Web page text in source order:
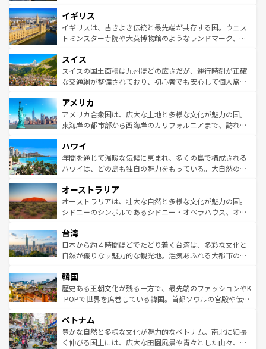
いる。シャンパンの発祥地であるランス、プロヴァンスの
香り高いラベンダー畑など、多彩な楽しみ方が可能だ。さ
らに、パリ以外の地域にも魅力が溢れており、どの街角に
れる地方に足を運ぶとそれぞれで全く異なる文化を体験で
きるだろう。 なお、新着のフランス情報はコンテンツ一覧
を参照してほしい。
顔を持つこの国は、どこを歩いても飽きることがない。ベ
ルリンの文化的活気、バイエルン州のアルプスの絶景、そ
してライン川沿いのワイン畑といった風景は必見。ビール
は、お酒好きな人にはぜひ体験してほしい。 なお、新着の
ドイツ情報はコンテンツ一覧を参照してほしい。
イギリス
イギリスは、古きよき伝統と最先端が共存する国。ウェス
トミンスター寺院や大英博物館のようなランドマーク、歴
リアごとに異なる魅力がある。また、優雅なアフタヌーン
ティー、ビール好きにはたまらない英国パブ、サッカー観
戦など、本場だからこそできる体験も豊富。イギリスを旅
ンツ一覧を参照してほしい。
スイス
スイスの国土面積は九州ほどの広さだが、運行時刻が正確
な交通網が整備されており、初心者でも安心して個人旅行
の建物がそのまま残る町や、スイスならではのユニークな
博物館もあり、アルプス観光だけでなく町歩きも満喫する
ことができる。国民の所得が高いため物価も高いが、旅行
ば市内交通費無料で観光を楽しむこともできる。 なお、新
着のスイス情報はコンテンツ一覧 を参照してほしい。
アメリカ
アメリカ合衆国は、広大な土地と多様な文化が魅力の国。
東海岸の都市部から西海岸のカリフォルニアまで、訪れる
のような巨大都市は、観光、ショッピング、エンターテイ
ンメントが詰まった刺激的なスポットだ。一方、アメリカ
西部には大自然が広がり、グランドキャニオンやイエロー
部のニューオーリンズでは、音楽と美食が融合した独特の
文化が魅力。旅行者はアメリカの各地域で異なる魅力を楽
しみながら、その多様性と豊かな歴史を感じることができ
ならではの贅沢な旅のスタイルだ。 なお、新着のアメリカ
情報はコンテンツ一覧を参照してほしい。
ハワイ
年間を通じて温暖な気候に恵まれ、多くの島で構成される
ハワイは、どの島も独自の魅力をもっている。大自然の神
ワイ島は見逃せない。また、定番の観光地といえばオアフ
島だが、静かな自然を求めるならマウイ島やカウアイ島が
おすすめ。エメラルドグリーンに輝く海をはじめ、豊かな
れるおもてなしの心で訪れる人々を迎えてくれるハワイの
人々、おいしいローカルフードやハワイアンミュージッ
ク、伝統的なフラダンスなど、すべてがハワイの魅力を彩
ワイを、存分に味わってほしい。 なお、新着のハワイ情報
はコンテンツ一覧を参照してほしい。
オーストラリア
オーストラリアは、壮大な自然と多様な文化が魅力の国。
シドニーのシンボルであるシドニー・オペラハウス、オー
リアリーフや大陸中央部にそびえるウルル（エアーズロッ
ク）、タスマニアの美しい原生林やケアンズの熱帯雨林な
ど、見どころがたくさん。また、カフェやワイン、オージ
いる。アクティビティも充実しており、サーフィンやダイ
ビング、ハイキングなど、アウトドア好きにはたまらな
い。オーストラリアの多彩な魅力を存分に味わいつくそ
参照してほしい。
台湾
日本から約４時間ほどでたどり着く台湾は、多彩な文化と
自然が織りなす魅力的な観光地。活気あふれる大都市の台
ン）、静ひつな山岳地帯である台湾東部など、都市の喧騒
と山間の静けさが共存しており、訪れる人に新しい発見と
驚きをもたらしてくれる。また、奥深い台湾の食文化も魅
容にもいいと評判のスイーツなど、バラエティ豊かな料理
が味わえる。 なお、新着の台湾情報は コンテンツ一覧を参
照してほしい。
韓国
歴史ある王朝文化が残る一方で、最先端のファッションやK
-POPで世界を席巻している韓国。首都ソウルの宮殿や伝統
き、地方に足を延ばせば四季折々の自然美を楽しむことが
できる。そして、キムチや焼肉、絶品のストリートフード
まで、さまざまな韓国料理が待っている。夜には、韓国な
ベトナム
豊かな自然と多様な文化が魅力的なベトナム。南北に細長
く伸びる国土には、広大な田園風景や青々とした山々、世